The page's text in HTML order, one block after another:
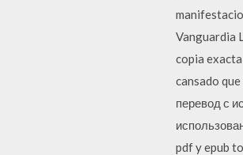
Vanguardia
copia
cansado
перевод с
pdf y epub